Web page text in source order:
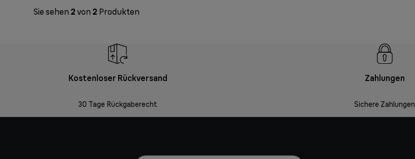
Sie sehen 2 von 2 Produkten
Kostenloser Rückversand
30 Tage Rückgaberecht
Zahlungen
Sichere Zahlungen